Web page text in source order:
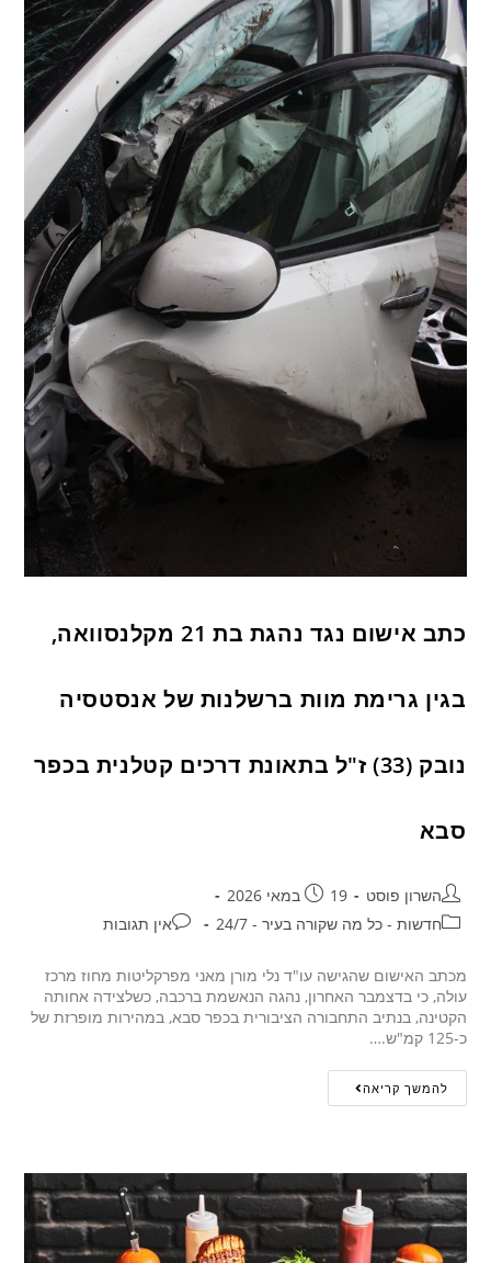
כתב אישום נגד נהגת בת 21 מקלנסוואה,
בגין גרימת מוות ברשלנות של אנסטסיה
נובק (33) ז"ל בתאונת דרכים קטלנית בכפר
סבא
השרון פוסט
19 במאי 2026
חדשות - כל מה שקורה בעיר - 24/7
אין תגובות
מכתב האישום שהגישה עו"ד נלי מורן מאני מפרקליטות מחוז מרכז
עולה, כי בדצמבר האחרון, נהגה הנאשמת ברכבה, כשלצידה אחותה
הקטינה, בנתיב התחבורה הציבורית בכפר סבא, במהירות מופרזת של
כ-125 קמ"ש.…
להמשך קריאה